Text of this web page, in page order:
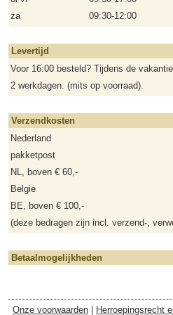
za
09:30-12:00
Levertijd
Voor 16:00 besteld? Tijdens de
2 werkdagen. (mits op voorraad).
Verzendkosten
Nederland
pakketpost
NL, boven € 60,-
Belgie
BE, boven € 100,-
(deze bedragen zijn incl. verzend-,
Betaalmogelijkheden
Onze voorwaarden Herroepingsrecht